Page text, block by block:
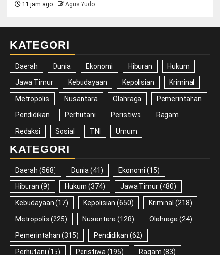
11 jam ago Agus Yudo
KATEGORI
Daerah Dunia Ekonomi Hiburan Hukum
Jawa Timur Kebudayaan Kepolisian Kriminal
Metropolis Nusantara Olahraga Pemerintahan
Pendidikan Perhutani Peristiwa Ragam
Redaksi Sosial TNI Umum
KATEGORI
Daerah (568) Dunia (41) Ekonomi (15)
Hiburan (9) Hukum (374) Jawa Timur(480)
Kebudayaan (17) Kepolisian (650) Kriminal (218)
Metropolis (225) Nusantara (128) Olahraga (24)
Pemerintahan (315) Pendidikan (62)
Perhutani (15) Peristiwa (195) Ragam (83)